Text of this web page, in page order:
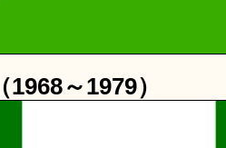
（1968～1979）